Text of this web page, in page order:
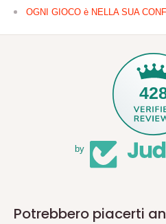
OGNI GIOCO è NELLA SUA
by
Potrebbero piacerti